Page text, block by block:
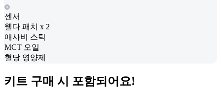
센서
웰다 패치 x 2
애사비 스틱
MCT 오일
혈당 영양제
키트 구매 시 포함되어요!